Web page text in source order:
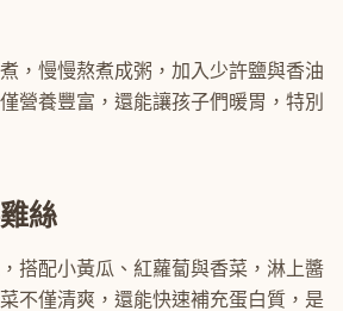
，慢慢熬煮成粥，加入少許鹽與香油
營養豐富，還能讓孩子們暖胃，特別
絲
搭配小黃瓜、紅蘿蔔與香菜，淋上醬
不僅清爽，還能快速補充蛋白質，是